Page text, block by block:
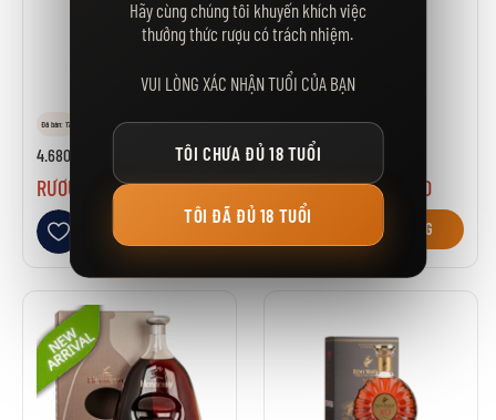
Đã bán: 17
4.680.000₫
RƯỢU MARTELL XO
Thêm vào danh sách yêu thích
GIỎ HÀNG
Đã bán: 33 Kho: 0
4.800.000₫
RƯỢU HENNESSY XO
Thêm vào danh sách yêu thích
GIỎ HÀNG
Hãy cùng chúng tôi khuyến khích việc
thưởng thức rượu có trách nhiệm.
VUI LÒNG XÁC NHẬN TUỔI CỦA BẠN
TÔI CHƯA ĐỦ 18 TUỔI
TÔI ĐÃ ĐỦ 18 TUỔI